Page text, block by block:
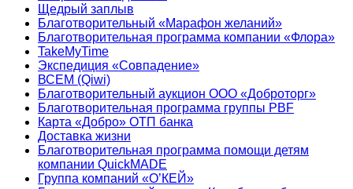
Щедрый заплыв
Благотворительный «Марафон желаний»
Благотворительная программа компании «Флора»
TakeMyTime
Экспедиция «Совпадение»
ВСЕМ (Qiwi)
Благотворительный аукцион ООО «Доброторг»
Благотворительная программа группы PBF
Карта «Добро» ОТП банка
Доставка жизни
Благотворительная программа помощи детям
компании QuickMADE
Группа компаний «О’КЕЙ»